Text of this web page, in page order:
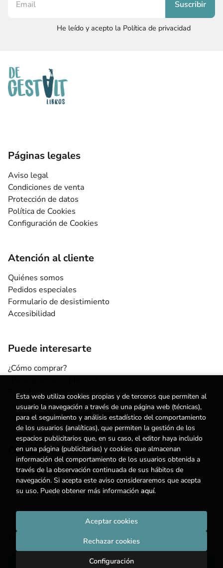
He leído y acepto la Política de privacidad
Páginas legales
Aviso legal
Condiciones de venta
Protección de datos
Política de Cookies
Configuración de Cookies
Atención al cliente
Quiénes somos
Pedidos especiales
Formulario de desistimiento
Accesibilidad
Puede interesarte
¿Cómo comprar?
Escuelas y centros
Nuestros Servicios
Noticias
Contacto
(+34) 615 55 96 54
info@degestalt.com
Formulario de contacto
. Todos los Derechos Reservados |
Esta web utiliza cookies propias y de terceros que permiten al
usuario la navegación a través de una página web (técnicas),
para el seguimiento y análisis estadístico del comportamiento
de los usuarios (analíticas), que permiten la gestión de los
espacios publicitarios que, en su caso, el editor haya incluido
en una página (publicitarias) y cookies que almacenan
información del comportamiento de los usuarios obtenida a
través de la observación continuada de sus hábitos de
navegación. Si acepta este aviso consideraremos que acepta
su uso. Puede obtener más información aquí.
Configuración
Rechazar cookies
Aceptar cookies